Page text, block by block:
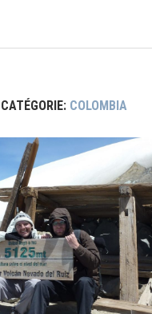
CATÉGORIE: COLOMBIA